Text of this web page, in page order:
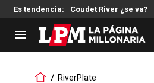
Es tendencia: Coudet River ¿se va?
LIGA PROFESIONAL
RiverPlate